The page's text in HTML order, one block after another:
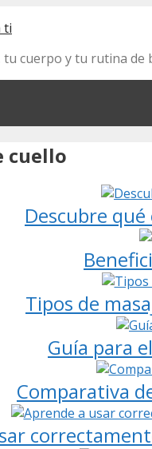
ti
tu cuerpo y tu rutina de
cuello
Descubre
Tipos de
Guía para
Comparativa